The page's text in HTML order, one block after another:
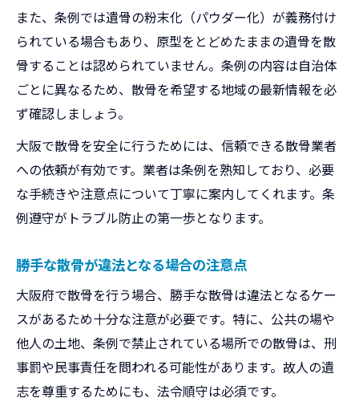
また、条例では遺骨の粉末化（パウダー化）が義務付け
られている場合もあり、原型をとどめたままの遺骨を散
骨することは認められていません。条例の内容は自治体
ごとに異なるため、散骨を希望する地域の最新情報を必
ず確認しましょう。
大阪で散骨を安全に行うためには、信頼できる散骨業者
への依頼が有効です。業者は条例を熟知しており、必要
な手続きや注意点について丁寧に案内してくれます。条
例遵守がトラブル防止の第一歩となります。
勝手な散骨が違法となる場合の注意点
大阪府で散骨を行う場合、勝手な散骨は違法となるケー
スがあるため十分な注意が必要です。特に、公共の場や
他人の土地、条例で禁止されている場所での散骨は、刑
事罰や民事責任を問われる可能性があります。故人の遺
志を尊重するためにも、法令順守は必須です。